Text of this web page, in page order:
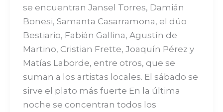
se encuentran Jansel Torres, Damián
Bonesi, Samanta Casarramona, el dúo
Bestiario, Fabián Gallina, Agustín de
Martino, Cristian Frette, Joaquín Pérez y
Matías Laborde, entre otros, que se
suman a los artistas locales. El sábado se
sirve el plato más fuerte En la última
noche se concentran todos los